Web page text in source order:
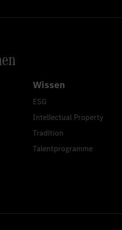
Wissen
ESG
Intellectual Property
Tradition
Talentprogramme